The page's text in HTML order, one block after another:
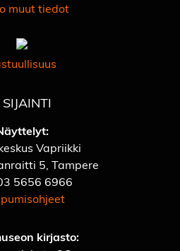
muut tiedot
SIJAINTI
Vapriikki
5, Tampere
5656 6966
kirjasto: